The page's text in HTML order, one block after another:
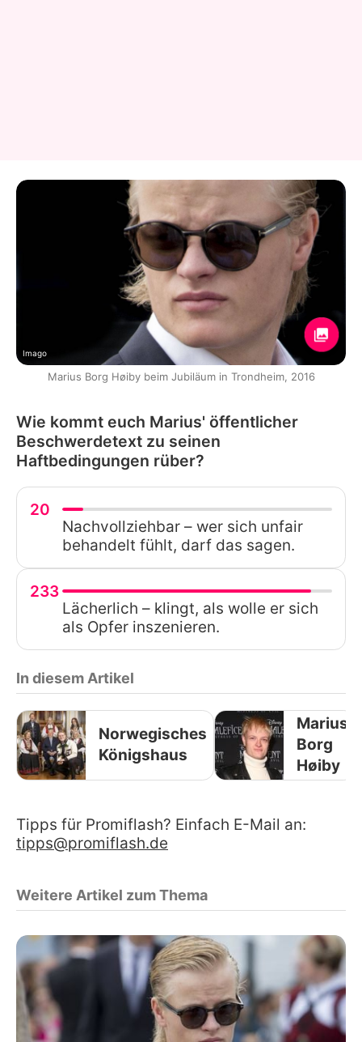
Imago
Marius Borg Høiby beim Jubiläum in Trondheim, 2016
Wie kommt euch Marius' öffentlicher
Beschwerdetext zu seinen
Haftbedingungen rüber?
20
Nachvollziehbar – wer sich unfair
behandelt fühlt, darf das sagen.
233
Lächerlich – klingt, als wolle er sich
als Opfer inszenieren.
In diesem Artikel
Norwegisches
Königshaus
Marius
Borg
Høiby
Tipps für Promiflash? Einfach E-Mail an:
tipps@promiflash.de
Weitere Artikel zum Thema